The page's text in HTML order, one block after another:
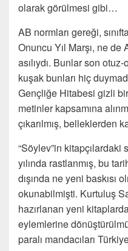
olarak görülmesi gibi…
AB normları gereği,
Onuncu Yıl Marşı, ne
asılıydı. Bunlar son
kuşak bunları hiç
Gençliğe Hitabesi gizli
metinler kapsamına
çıkarılmış, belleklerden
“Söylev”in kitapçılardaki
yılında rastlanmış, bu
dışında ne yeni baskısı
okunabilmişti. Kurtuluş
hazırlanan yeni
eylemlerine
paralı mandacıları